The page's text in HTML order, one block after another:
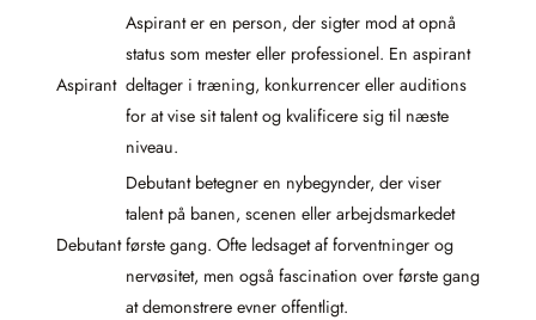
Aspirant
Aspirant er en person, der sigter mod at opnå
status som mester eller professionel. En aspirant
deltager i træning, konkurrencer eller auditions
for at vise sit talent og kvalificere sig til næste
niveau.
Debutant
Debutant betegner en nybegynder, der viser
talent på banen, scenen eller arbejdsmarkedet
første gang. Ofte ledsaget af forventninger og
nervøsitet, men også fascination over første gang
at demonstrere evner offentligt.